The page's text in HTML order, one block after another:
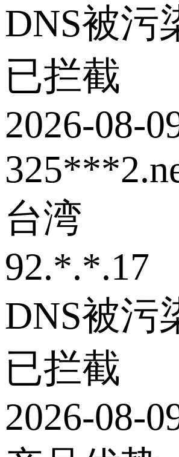
DNS被污
已拦截
2026-08-
台湾
92.*.*.17
DNS被污
已拦截
2026-08-